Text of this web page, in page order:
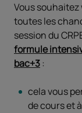
Vous
toutes les
session du
formule
bac+3:
cela vous
de cours et